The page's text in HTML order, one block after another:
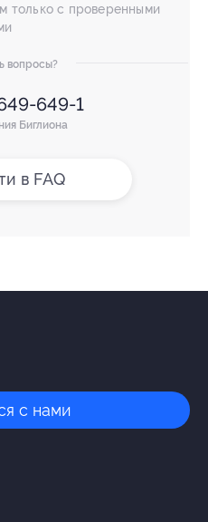
только с проверенными
вопросы?
649-1
Биглиона
в FAQ
с нами